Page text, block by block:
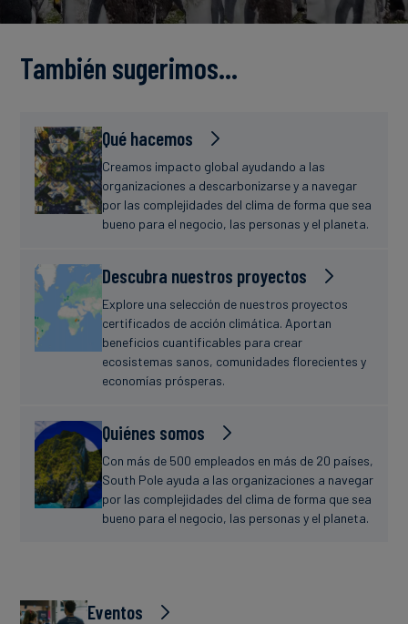
Finanzas
estudio
Noticias
También sugerimos…
Qué hacemos
Creamos impacto global ayudando a las
organizaciones a descarbonizarse y a navegar
por las complejidades del clima de forma que sea
bueno para el negocio, las personas y el planeta.
Descubra nuestros proyectos
Explore una selección de nuestros proyectos
certificados de acción climática. Aportan
beneficios cuantificables para crear
ecosistemas sanos, comunidades florecientes y
economías prósperas.
Quiénes somos
Con más de 500 empleados en más de 20 países,
South Pole ayuda a las organizaciones a navegar
por las complejidades del clima de forma que sea
bueno para el negocio, las personas y el planeta.
Eventos